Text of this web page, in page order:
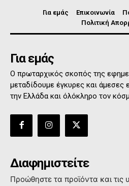
Για εμάς Επικοινωνία
Πολιτική
Για εμάς
Ο πρωταρχικός σκοπός της
μεταδίδουμε έγκυρες και άμεσες
την Ελλάδα και όλόκληρο τον
Διαφημιστείτε
Προώθηστε τα προϊόντα και τις